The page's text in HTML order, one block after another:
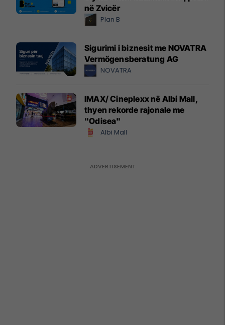
në Zvicër
Plan B
Sigurimi i biznesit me NOVATRA
Vermögensberatung AG
NOVATRA
IMAX/ Cineplexx në Albi Mall,
thyen rekorde rajonale me
"Odisea"
Albi Mall